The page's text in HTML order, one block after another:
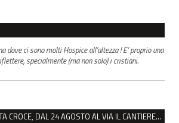
dove ci sono molti Hospice all’altezza ! E’ proprio una
specialmente (ma non solo) i cristiani.
REGGIO. PORTA SANTA CROCE, DAL 24 AGOSTO AL VIA IL CANTIERE PER IL NUOVO COLLETTORE FOGNARIO